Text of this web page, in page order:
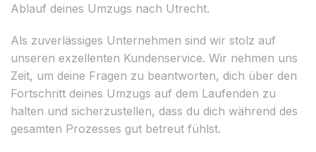
Ablauf deines Umzugs nach Utrecht.
Als zuverlässiges Unternehmen sind wir stolz auf
unseren exzellenten Kundenservice. Wir nehmen uns
Zeit, um deine Fragen zu beantworten, dich über den
Fortschritt deines Umzugs auf dem Laufenden zu
halten und sicherzustellen, dass du dich während des
gesamten Prozesses gut betreut fühlst.